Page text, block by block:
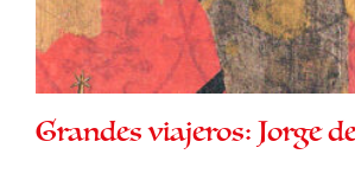
Grandes viajeros: Jorge